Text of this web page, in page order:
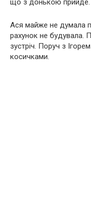
що з донькою прийде.
Ася майже не думала
рахунок не будувала.
зустріч. Поруч з
косичками.